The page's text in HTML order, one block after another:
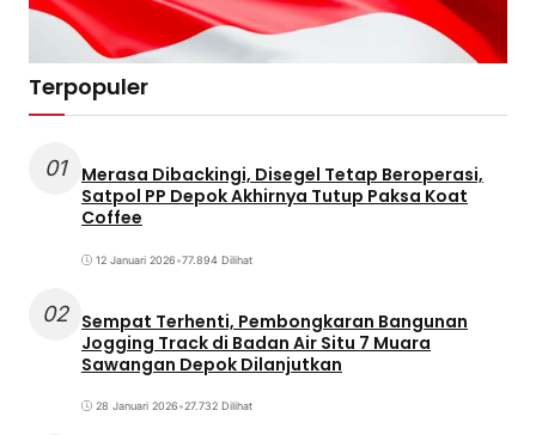
Terpopuler
01
Merasa Dibackingi, Disegel Tetap Beroperasi,
Satpol PP Depok Akhirnya Tutup Paksa Koat
Coffee
12 Januari 2026•77.894 Dilihat
02 Sempat Terhenti, Pembongkaran Bangunan
Jogging Track di Badan Air Situ 7 Muara
Sawangan Depok Dilanjutkan
28 Januari 2026•27.732 Dilihat